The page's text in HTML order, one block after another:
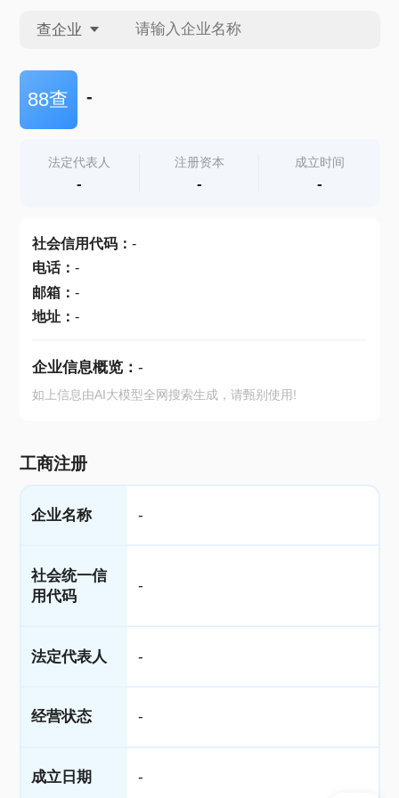
查企业
查企业
查产地
88查 -
法定代表人
-
注册资本
-
成立时间
-
社会信用代码： -
电话： -
邮箱： -
地址： -
企业信息概览： -
如上信息由AI大模型全网搜索生成，请甄别使用!
工商注册
企业名称 -
社会统一信
用代码
-
法定代表人 -
经营状态 -
成立日期 -